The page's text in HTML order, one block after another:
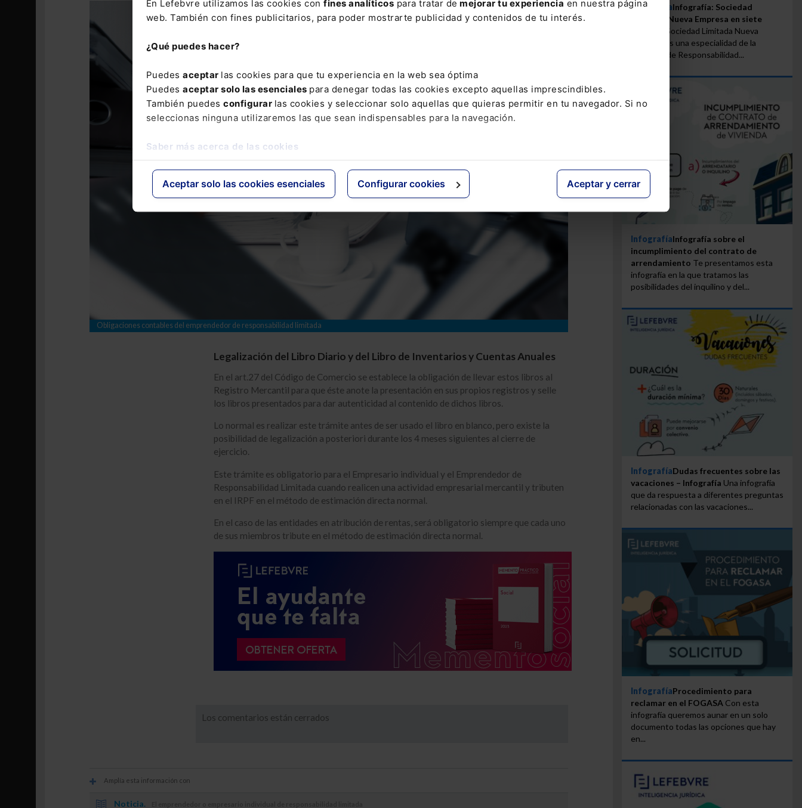
En Lefebvre utilizamos las cookies con fines analíticos para tratar de mejorar tu experiencia en nuestra página
web. También con fines publicitarios, para poder mostrarte publicidad y contenidos de tu interés.
¿Qué puedes hacer?
Puedes aceptar las cookies para que tu experiencia en la web sea óptima
Puedes aceptar solo las esenciales para denegar todas las cookies excepto aquellas imprescindibles.
También puedes configurar las cookies y seleccionar solo aquellas que quieras permitir en tu navegador. Si no
seleccionas ninguna utilizaremos las que sean indispensables para la navegación.
Saber más acerca de las cookies
Aceptar solo las cookies esenciales Configurar cookies Aceptar y cerrar
Obligaciones contables del emprendedor de responsabilidad limitada
Legalización del Libro Diario y del Libro de Inventarios y Cuentas Anuales
En el art.27 del Código de Comercio se establece la obligación de llevar estos libros al
Registro Mercantil para que éste anote la presentación en sus propios registros y selle
los libros presentados para dar autenticidad al contenido de dichos libros.
Lo normal es realizar este trámite antes de ser usado el libro en blanco, pero existe la
posibilidad de legalización a posteriori durante los 4 meses siguientes al cierre de
ejercicio.
Este trámite es obligatorio para el Empresario individual y el Emprendedor de
Responsabilidad Limitada cuando realicen una actividad empresarial mercantil y tributen
en el IRPF en el método de estimación directa normal.
En el caso de las entidades en atribución de rentas, será obligatorio siempre que cada uno
de sus miembros tribute en el método de estimación directa normal.
Los comentarios están cerrados
Amplía esta información con
Noticia.
InfografíaInfografía: Sociedad
Limitada Nueva Empresa en siete
La Sociedad Limitada Nueva
Empresa es una especialidad de la
Sociedad de Responsabilidad...
InfografíaInfografía sobre el
incumplimiento del contrato de
arrendamiento Te presentamos esta
infografía en la que tratamos las
posibilidades del inquilino y del...
InfografíaDudas frecuentes sobre las
vacaciones – Infografía Una infografía
que da respuesta a diferentes preguntas
relacionadas con las vacaciones...
InfografíaProcedimiento para
reclamar en el FOGASA Con esta
infografía queremos aunar en un solo
documento todas las opciones que hay
en...